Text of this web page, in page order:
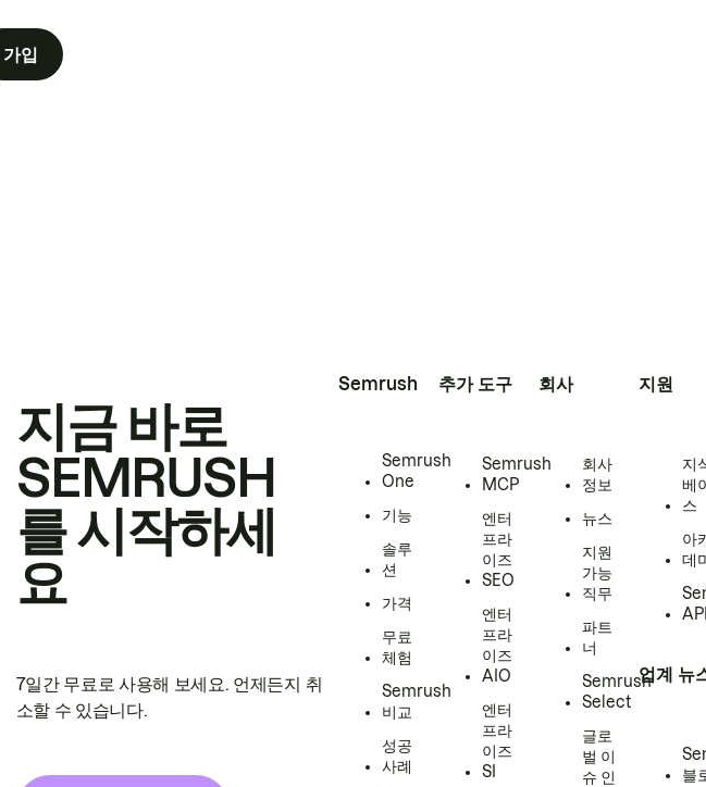
가입
지금 바로
SEMRUSH
를 시작하세
요
7일간 무료로 사용해 보세요. 언제든지 취
소할 수 있습니다.
Semrush
Semrush
One
기능
솔루
션
가격
무료
체험
Semrush
비교
성공
사례
추가 도구
Semrush
MCP
엔터
프라
이즈
SEO
엔터
프라
이즈
AIO
엔터
프라
이즈
SI
회사
회사
정보
뉴스
지원
가능
직무
파트
너
Semrush
Select
글로
벌 이
슈 인
지원
지
베
스
아
데
업계 뉴
블